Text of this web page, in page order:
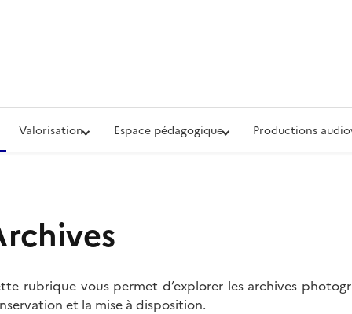
et de production audiovisuelle de la Défense (ECPAD)
Valorisation Espace pédagogique Productions
rubrique vous permet d’explorer les archives
et la mise à disposition.